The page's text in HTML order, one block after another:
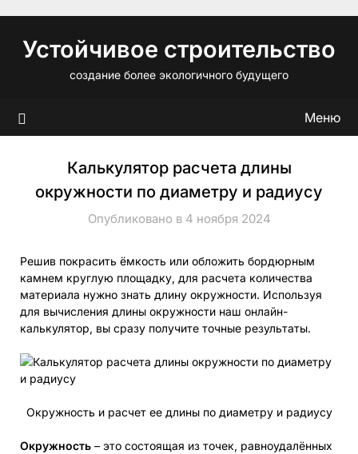
содержимому
Устойчивое строительство
создание более экологичного будущего
Меню
Калькулятор расчета длины
окружности по диаметру и радиусу
Опубликовано в 4 ноября 2024
Решив покрасить ёмкость или обложить бордюрным
камнем круглую площадку, для расчета количества
материала нужно знать длину окружности. Используя
для вычисления длины окружности наш онлайн-
калькулятор, вы сразу получите точные результаты.
Окружность и расчет ее длины по диаметру и радиусу
Окружность – это состоящая из точек, равноудалённых